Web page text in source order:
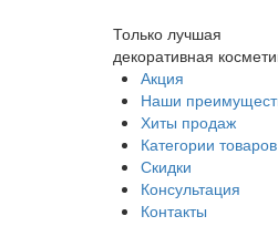
Только лучшая
декоративная
Акция
Наши
Хиты продаж
Категории товаров
Скидки
Консультация
Контакты